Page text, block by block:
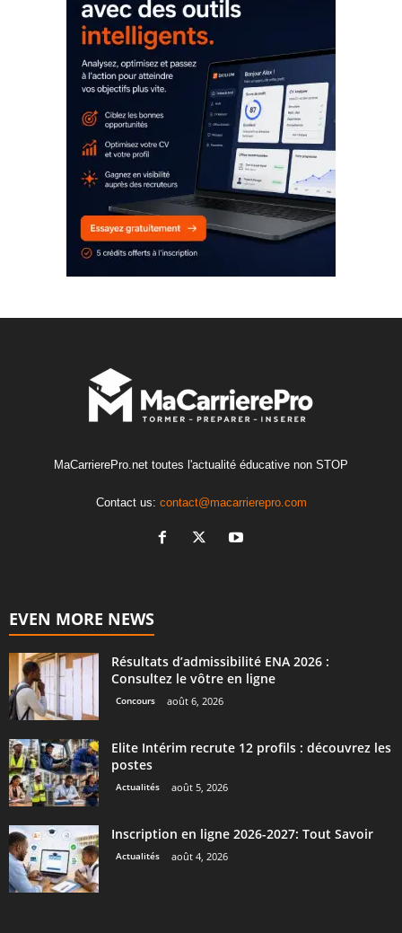
MaCarrierePro.net toutes l'actualité éducative non STOP
Contact us: contact@macarrierepro.com
EVEN MORE NEWS
Résultats d’admissibilité ENA 2026 :
Consultez le vôtre en ligne
Concours août 6, 2026
Elite Intérim recrute 12 profils : découvrez les
postes
Actualités août 5, 2026
Inscription en ligne 2026-2027: Tout Savoir
Actualités août 4, 2026